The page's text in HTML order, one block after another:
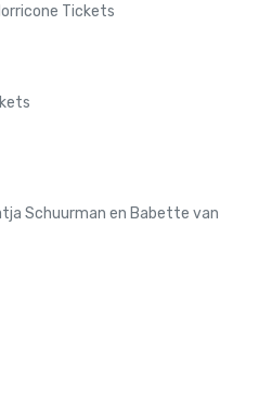
Tickets
Schuurman en Babette van